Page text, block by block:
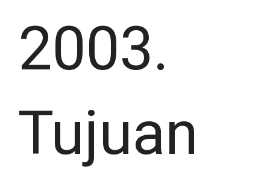
2003.
Tujuan